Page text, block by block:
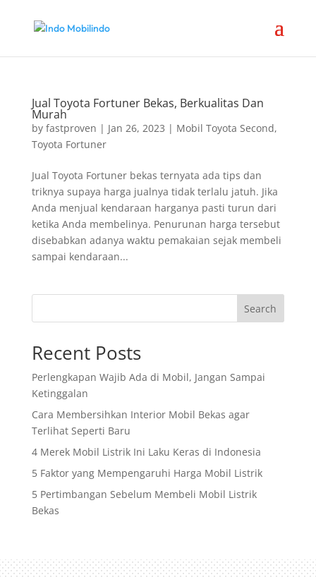
Jual Toyota Fortuner Bekas, Berkualitas Dan
Murah
by fastproven | Jan 26, 2023 | Mobil Toyota Second,
Toyota Fortuner
Jual Toyota Fortuner bekas ternyata ada tips dan
triknya supaya harga jualnya tidak terlalu jatuh. Jika
Anda menjual kendaraan harganya pasti turun dari
ketika Anda membelinya. Penurunan harga tersebut
disebabkan adanya waktu pemakaian sejak membeli
sampai kendaraan...
Search
Recent Posts
Perlengkapan Wajib Ada di Mobil, Jangan Sampai
Ketinggalan
Cara Membersihkan Interior Mobil Bekas agar
Terlihat Seperti Baru
4 Merek Mobil Listrik Ini Laku Keras di Indonesia
5 Faktor yang Mempengaruhi Harga Mobil Listrik
5 Pertimbangan Sebelum Membeli Mobil Listrik
Bekas